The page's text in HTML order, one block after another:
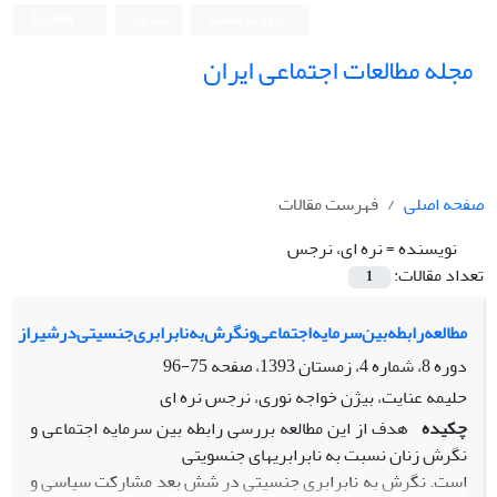
مجله مطالعات اجتماعی ایران
صفحه اصلی
فهرست مقالات
نویسنده =نره ای، نرجس
تعداد مقالات:
1
مطالعه‌رابطه‌بین‌سرمایه‌اجتماعی‌و‌نگرش‌به‌نابرابری‌جنسیتی‌در‌شیراز
دوره 8، شماره 4، زمستان 1393، صفحه
75-96
حلیمه عنایت، بیژن خواجه نوری، نرجس نره ای
چکیده هدف از این مطالعه بررسی رابطه بین سرمایه اجتماعی و
نگرش زنان نسبت به نابرابریهای جنسویتی
است. نگرش به نابرابری جنسیتی در شش بعد مشارکت سیاسی و